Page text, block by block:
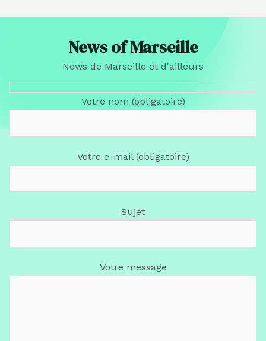
News of Marseille
News de Marseille et d'ailleurs
Votre nom (obligatoire)
Votre e-mail (obligatoire)
Sujet
Votre message